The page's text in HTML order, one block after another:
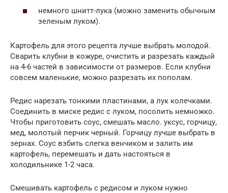
немного шнитт-лука (можно заменить обычным
зеленым луком).
Картофель для этого рецепта лучше выбрать молодой.
Сварить клубни в кожуре, очистить и разрезать каждый
на 4-6 частей в зависимости от размеров. Если клубни
совсем маленькие, можно разрезать их пополам.
Редис нарезать тонкими пластинами, а лук колечками.
Соединить в миске редис с луком, посолить немножко.
Чтобы приготовить соус, смешать масло. уксус, горчицу,
мед, молотый перчик черный. Горчицу лучше выбрать в
зернах. Соус взбить слегка венчиком и залить им
картофель, перемешать и дать настояться в
холодильнике 1-2 часа.
Смешивать картофель с редисом и луком нужно